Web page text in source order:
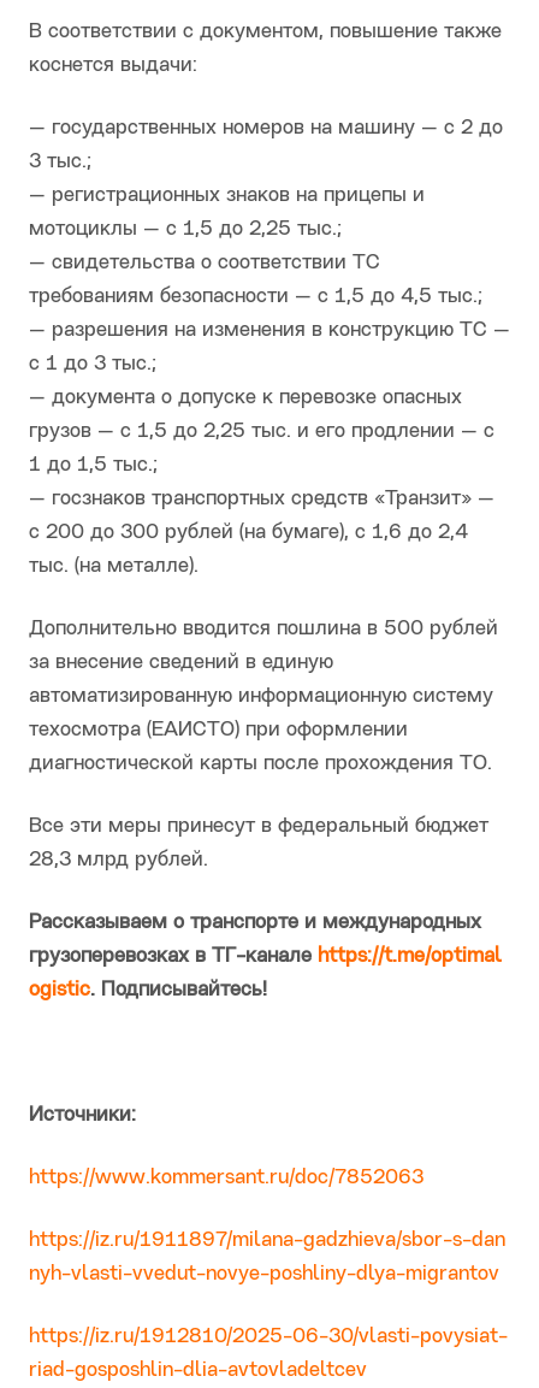
В соответствии с документом, повышение также
коснется выдачи:
— государственных номеров на машину — с 2 до
3 тыс.;
— регистрационных знаков на прицепы и
мотоциклы — с 1,5 до 2,25 тыс.;
— свидетельства о соответствии ТС
требованиям безопасности — с 1,5 до 4,5 тыс.;
— разрешения на изменения в конструкцию ТС —
с 1 до 3 тыс.;
— документа о допуске к перевозке опасных
грузов — с 1,5 до 2,25 тыс. и его продлении — с
1 до 1,5 тыс.;
— госзнаков транспортных средств «Транзит» —
с 200 до 300 рублей (на бумаге), с 1,6 до 2,4
тыс. (на металле).
Дополнительно вводится пошлина в 500 рублей
за внесение сведений в единую
автоматизированную информационную систему
техосмотра (ЕАИСТО) при оформлении
диагностической карты после прохождения ТО.
Все эти меры принесут в федеральный бюджет
28,3 млрд рублей.
Рассказываем о транспорте и международных
грузоперевозках в ТГ-канале https://t.me/optimal
ogistic. Подписывайтесь!
Источники:
https://www.kommersant.ru/doc/7852063
https://iz.ru/1911897/milana-gadzhieva/sbor-s-dan
nyh-vlasti-vvedut-novye-poshliny-dlya-migrantov
https://iz.ru/1912810/2025-06-30/vlasti-povysiat-
riad-gosposhlin-dlia-avtovladeltcev